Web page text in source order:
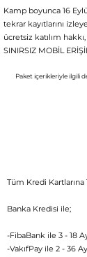
Kamp boyunca 16
tekrar kayıtlarını
ücretsiz katılım
SINIRSIZ MOBİL
Paket içerikleriyle ilgili
Tüm Kredi Kartlarına
Banka Kredisi ile;
-FibaBank ile 3 - 18
-VakıfPay ile 2 - 36